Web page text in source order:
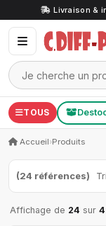
Livraison &
TOUS
Accueil›Produits
(24 références)
Affichage de 24 sur